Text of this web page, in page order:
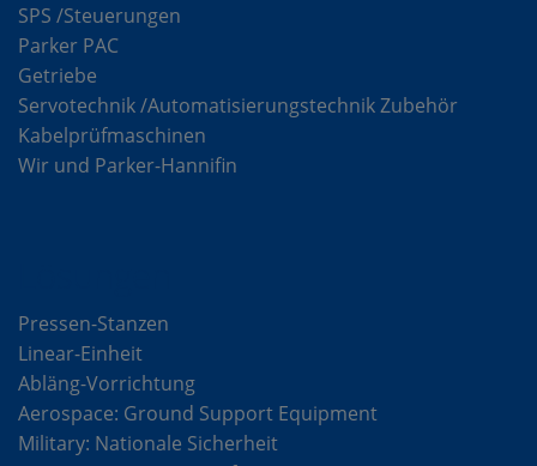
SPS /Steuerungen
Parker PAC
Getriebe
Servotechnik /Automatisierungstechnik Zubehör
Kabelprüfmaschinen
Wir und Parker-Hannifin
Pressen-Stanzen
Linear-Einheit
Abläng-Vorrichtung
Aerospace: Ground Support Equipment
Military: Nationale Sicherheit